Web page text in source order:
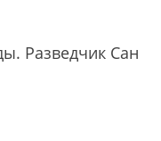
Разведчик Сан